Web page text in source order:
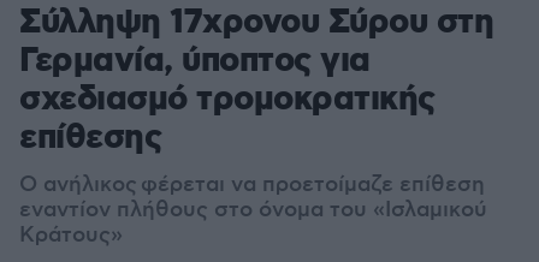
Σύλληψη 17χρονου Σύρου στη
Γερμανία, ύποπτος για
σχεδιασμό τρομοκρατικής
επίθεσης
Ο ανήλικος φέρεται να προετοίμαζε επίθεση
εναντίον πλήθους στο όνομα του «Ισλαμικού
Κράτους»